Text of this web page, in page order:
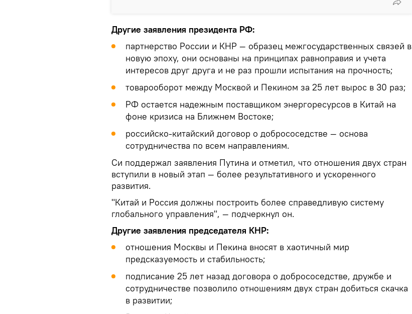
Другие заявления президента РФ:
партнерство России и КНР — образец межгосударственных связей в
новую эпоху, они основаны на принципах равноправия и учета
интересов друг друга и не раз прошли испытания на прочность;
товарооборот между Москвой и Пекином за 25 лет вырос в 30 раз;
РФ остается надежным поставщиком энергоресурсов в Китай на
фоне кризиса на Ближнем Востоке;
российско-китайский договор о добрососедстве — основа
сотрудничества по всем направлениям.
Си поддержал заявления Путина и отметил, что отношения двух стран
вступили в новый этап — более результативного и ускоренного
развития.
"Китай и Россия должны построить более справедливую систему
глобального управления", — подчеркнул он.
Другие заявления председателя КНР:
отношения Москвы и Пекина вносят в хаотичный мир
предсказуемость и стабильность;
подписание 25 лет назад договора о добрососедстве, дружбе и
сотрудничестве позволило отношениям двух стран добиться скачка
в развитии;